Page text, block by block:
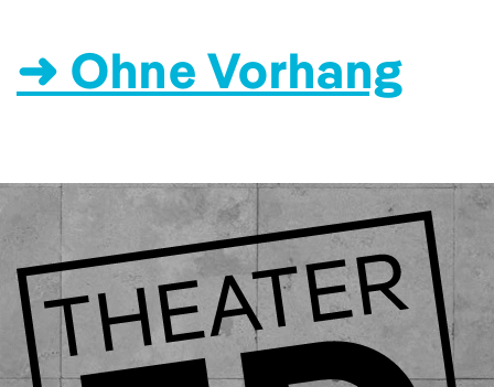
➜ Ohne Vorhang